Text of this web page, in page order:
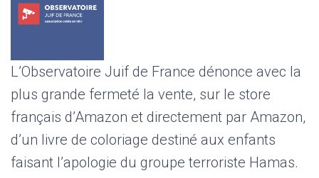
L’Observatoire Juif de France dénonce avec la
plus grande fermeté la vente, sur le store
français d’Amazon et directement par Amazon,
d’un livre de coloriage destiné aux enfants
faisant l’apologie du groupe terroriste Hamas.